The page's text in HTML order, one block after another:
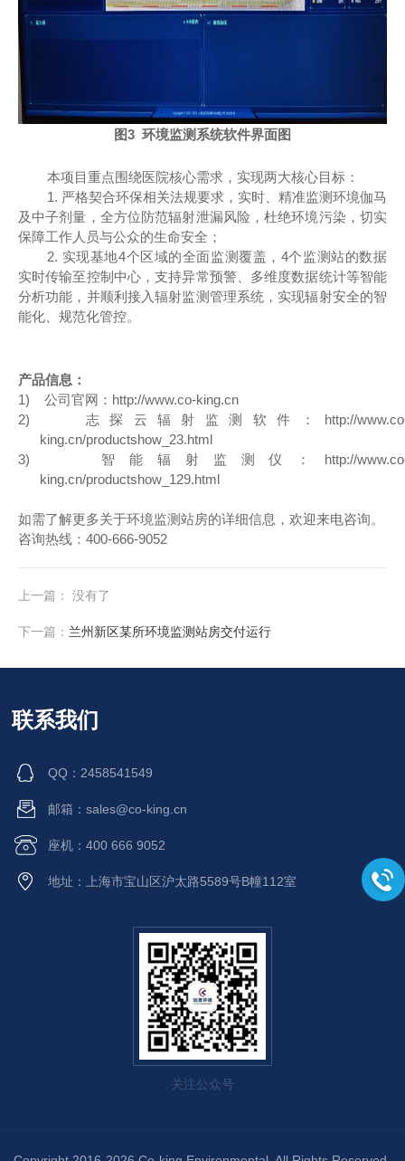
图3 环境监测系统软件界面图
本项目重点围绕医院核心需求，实现两大核心目标：
1. 严格契合环保相关法规要求，实时、精准监测环境伽马
及中子剂量，全方位防范辐射泄漏风险，杜绝环境污染，切实
保障工作人员与公众的生命安全；
2. 实现基地4个区域的全面监测覆盖，4个监测站的数据
实时传输至控制中心，支持异常预警、多维度数据统计等智能
分析功能，并顺利接入辐射监测管理系统，实现辐射安全的智
能化、规范化管控。
产品信息：
1)
公司官网： http://www.co-king.cn
2)
志探云辐射监测软件： http://
king.cn/productshow_23.html
3)
智能辐射监测仪： http://
king.cn/productshow_129.html
如需了解更多关于环境监测站房的详细信息，欢迎来电咨询。
咨询热线：400-666-9052
上一篇： 没有了
下一篇： 兰州新区某所环境监测站房交付运行
联系我们
QQ：2458541549
邮箱：sales@co-king.cn
座机：400 666 9052
地址：上海市宝山区沪太路5589号B幢112室
关注公众号